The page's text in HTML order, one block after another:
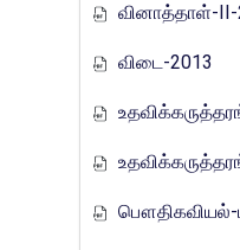
வினாத்தாள்-II-
விடை-2013
பௌதிகவியல்-